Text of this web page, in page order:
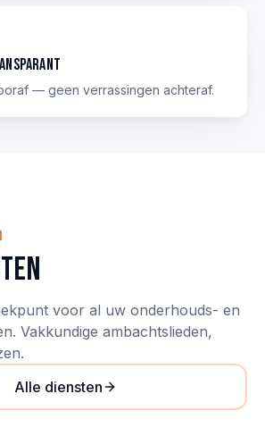
— geen verrassingen achteraf.
voor al uw onderhouds- en
Vakkundige ambachtslieden,
Alle diensten